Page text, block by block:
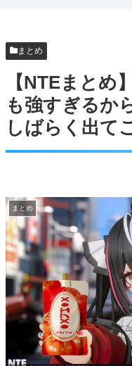
まとめ
【NTEまとめ
も強すぎるか
しばらく出て
まとめ